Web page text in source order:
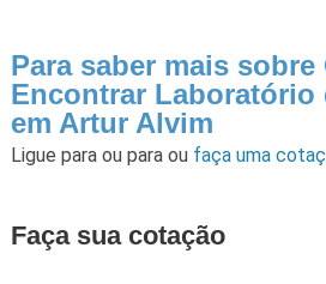
Para saber mais sobre
Encontrar Laboratório
em Artur Alvim
Ligue para ou para ou faça uma
Faça sua cotação